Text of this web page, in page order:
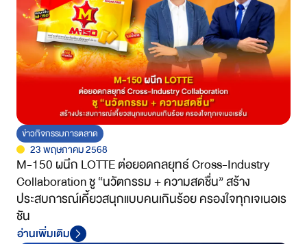
ข่าวกิจกรรมการตลาด
23 พฤษภาคม 2568
M-150 ผนึก LOTTE ต่อยอดกลยุทธ์ Cross-Industry
Collaboration ชู “นวัตกรรม + ความสดชื่น” สร้าง
ประสบการณ์เคี้ยวสนุกแบบคนเกินร้อย ครองใจทุกเจเนอเร
ชัน
อ่านเพิ่มเติม